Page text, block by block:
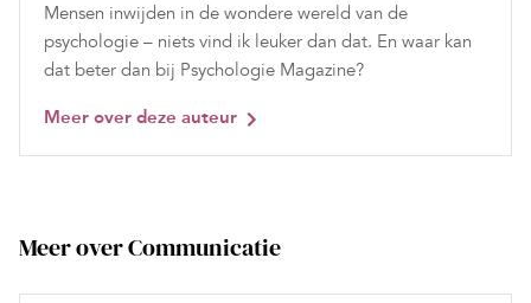
Mensen inwijden in de wondere wereld van de
psychologie – niets vind ik leuker dan dat. En waar kan
dat beter dan bij Psychologie Magazine?
Meer over deze auteur
Meer over Communicatie